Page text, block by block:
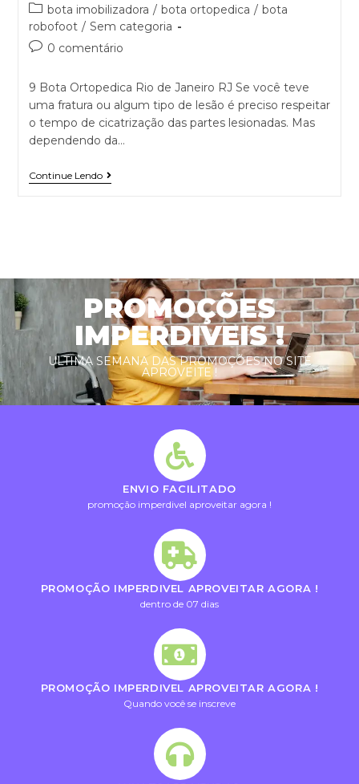
bota imobilizadora / bota ortopedica / bota
robofoot / Sem categoria
0 comentário
9 Bota Ortopedica Rio de Janeiro RJ Se você teve
uma fratura ou algum tipo de lesão é preciso respeitar
o tempo de cicatrização das partes lesionadas. Mas
dependendo da…
Continue Lendo
PROMOÇÕES
IMPERDIVEIS !
ULTIMA SEMANA DAS PROMOÇÕES NO SITE
APROVEITE !
ENVIO FACILITADO
promoção imperdivel aproveitar agora !
PROMOÇÃO IMPERDIVEL APROVEITAR AGORA !
dentro de 07 dias
PROMOÇÃO IMPERDIVEL APROVEITAR AGORA !
Quando você se inscreve